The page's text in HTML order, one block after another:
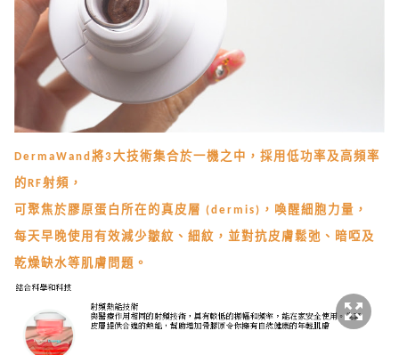
DermaWand將3大技術集合於一機之中， 採用低功率及高頻率
的RF射頻，
可聚焦於膠原蛋白所在的真皮層 (dermis)，喚醒細胞力量，
每天早晚使用有效減少皺紋、細紋，並對抗皮膚鬆弛、暗啞及
乾燥缺水等肌膚問題。